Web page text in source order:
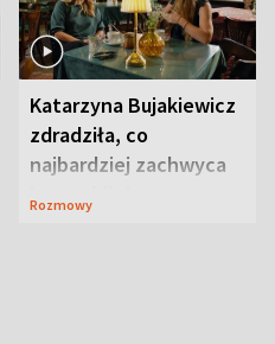
Katarzyna Bujakiewicz
zdradziła, co
najbardziej zachwyca
ją w Lublinie
Rozmowy